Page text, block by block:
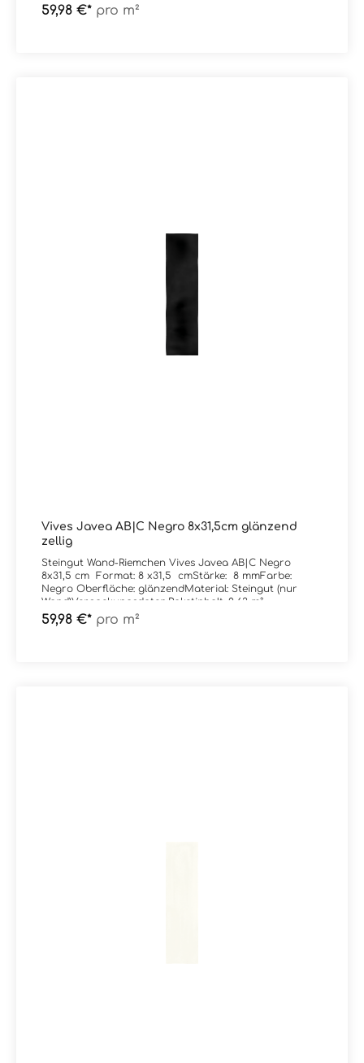
59,98 €* pro m²
Vives Javea AB|C Negro 8x31,5cm glänzend
zellig
Steingut Wand-Riemchen Vives Javea AB|C Negro
8x31,5 cm Format: 8 x31,5 cmStärke: 8 mmFarbe:
Negro Oberfläche: glänzendMaterial: Steingut (nur
Wand)Verpackungsdaten:Paketinhalt: 0,63 m²
59,98 €* pro m²